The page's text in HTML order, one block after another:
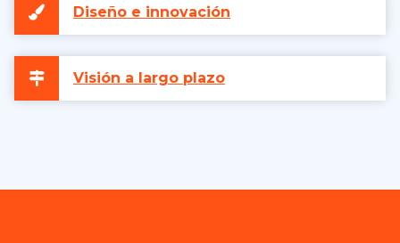
Diseño e innovación
Visión a largo plazo